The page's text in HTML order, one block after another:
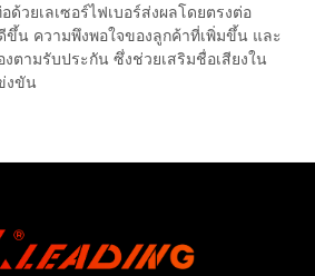
วยเลเซอร์ไฟเบอร์ส่งผลโดยตรงต่อ
น ความพึงพอใจของลูกค้าที่เพิ่มขึ้น และ
ตามรับประกัน ซึ่งช่วยเสริมชื่อเสียงใน
งขัน